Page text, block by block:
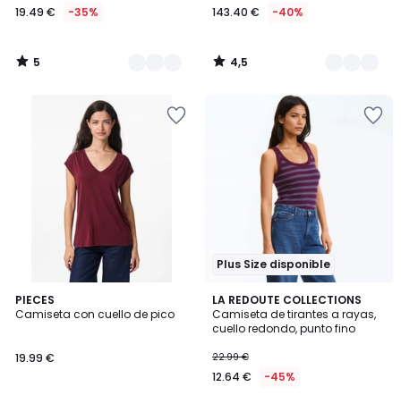
19.49 € -35%
5
/
143.40 € -40%
4,5
/
PIECES
Camiseta con cuello de pico
19.99 €
4,4
/ 5
Plus Size disponible
LA REDOUTE COLLECTIONS
Camiseta de tirantes a rayas,
cuello redondo, punto fino
22.99 €
12.64 € -45%
5
/
5